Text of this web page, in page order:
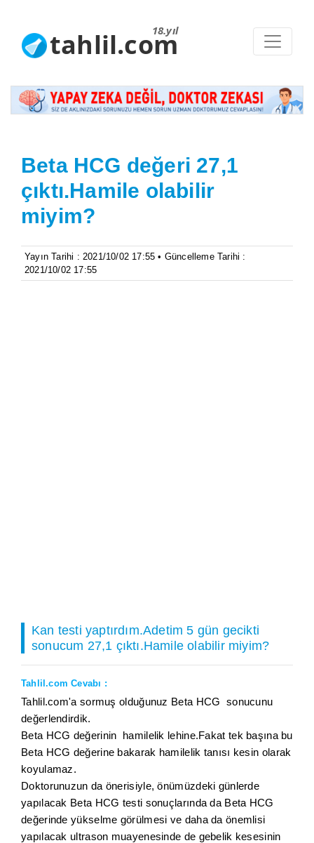
18.yıl
tahlil.com
Beta HCG değeri 27,1
çıktı.Hamile olabilir
miyim?
Yayın Tarihi : 2021/10/02 17:55 • Güncelleme Tarihi :
2021/10/02 17:55
Kan testi yaptırdım.Adetim 5 gün gecikti
sonucum 27,1 çıktı.Hamile olabilir miyim?
Tahlil.com Cevabı :
Tahlil.com'a sormuş olduğunuz Beta HCG sonucunu
değerlendirdik.
Beta HCG değerinin hamilelik lehine.Fakat tek başına bu
Beta HCG değerine bakarak hamilelik tanısı kesin olarak
koyulamaz.
Doktorunuzun da önerisiyle, önümüzdeki günlerde
yapılacak Beta HCG testi sonuçlarında da Beta HCG
değerinde yükselme görülmesi ve daha da önemlisi
yapılacak ultrason muayenesinde de gebelik kesesinin